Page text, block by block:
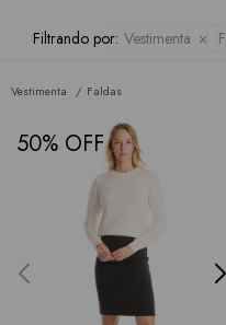
Filtrando por: Vestimenta
Vestimenta Faldas
50